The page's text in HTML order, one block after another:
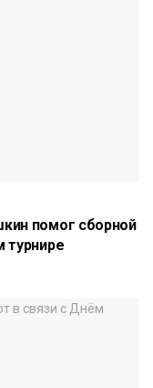
помог сборной
турнире